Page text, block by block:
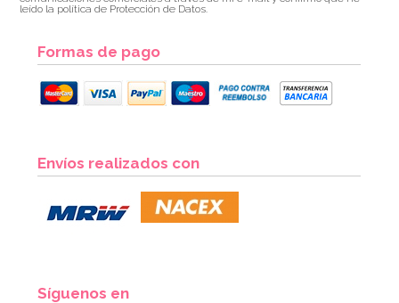
4,95€ 3,95€
leído la política de Protección de Datos.
Formas de pago
Envíos realizados con
Síguenos en